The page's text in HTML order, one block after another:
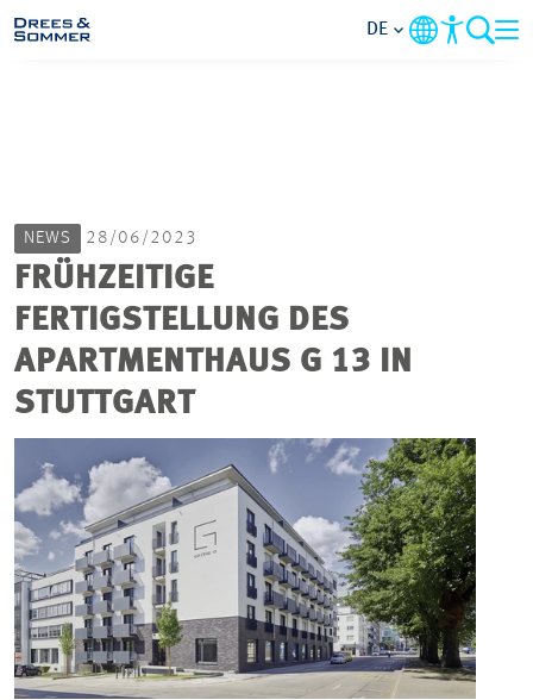
IM FOKUS
PROJEKTE
KONTAKT
DE
NEWS 28/06/2023
FRÜHZEITIGE
FERTIGSTELLUNG DES
APARTMENTHAUS G 13 IN
STUTTGART